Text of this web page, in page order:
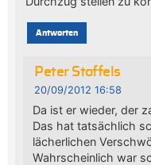
Antworten
Peter Stoffels
20/09/2012 16:58
Da ist er wieder, der
Das hat tatsächlich
lächerlichen
Wahrscheinlich war